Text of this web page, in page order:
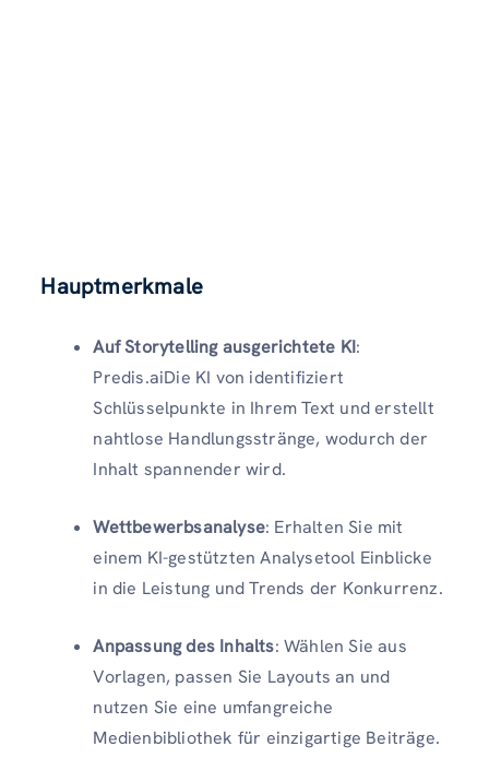
Hauptmerkmale
Auf Storytelling ausgerichtete KI:
Predis.aiDie KI von identifiziert
Schlüsselpunkte in Ihrem Text und erstellt
nahtlose Handlungsstränge, wodurch der
Inhalt spannender wird.
Wettbewerbsanalyse: Erhalten Sie mit
einem KI-gestützten Analysetool Einblicke
in die Leistung und Trends der Konkurrenz.
Anpassung des Inhalts: Wählen Sie aus
Vorlagen, passen Sie Layouts an und
nutzen Sie eine umfangreiche
Medienbibliothek für einzigartige Beiträge.